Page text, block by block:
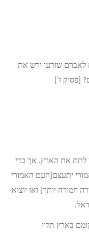
לאברם שזרעו ירש את
[פסוק ז’]
לתת את הארץ. אך כדי
יתעצם[העם האמורי
חמורה יותר] ואז יוציא
בארץ תלוי